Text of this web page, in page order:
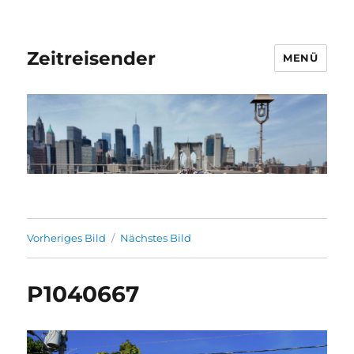
Zeitreisender MENÜ
Vorheriges Bild Nächstes Bild
P1040667